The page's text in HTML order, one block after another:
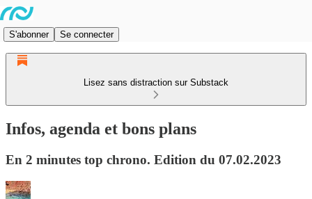
S'abonner Se connecter
Lisez sans distraction sur Substack
Infos, agenda et bons plans
En 2 minutes top chrono. Edition du 07.02.2023